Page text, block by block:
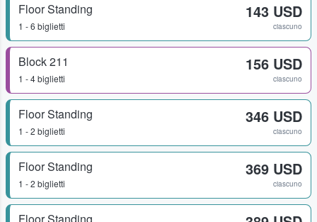
Floor Standing
1 - 6 biglietti
143 USD
ciascuno
Block 211
1 - 4 biglietti
156 USD
ciascuno
Floor Standing
1 - 2 biglietti
346 USD
ciascuno
Floor Standing
1 - 2 biglietti
369 USD
ciascuno